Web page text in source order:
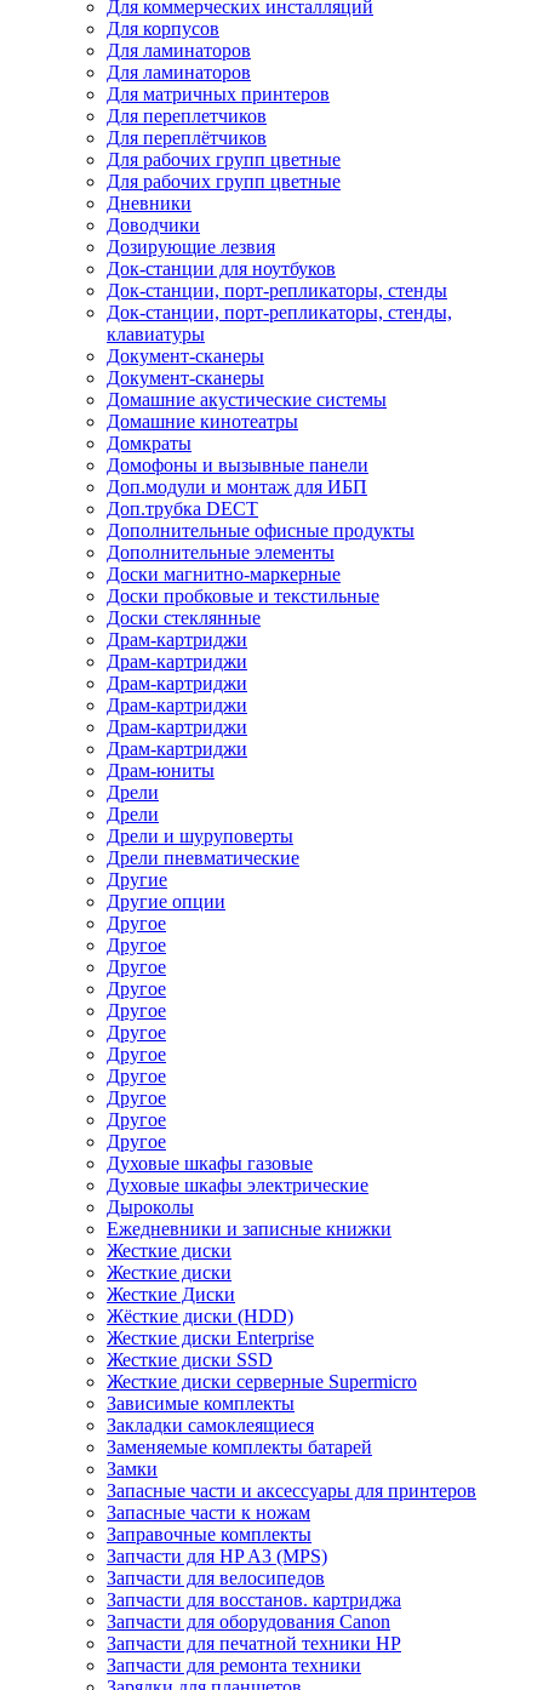
Для коммерческих инсталляций
Для корпусов
Для ламинаторов
Для ламинаторов
Для матричных принтеров
Для переплетчиков
Для переплётчиков
Для рабочих групп цветные
Для рабочих групп цветные
Дневники
Доводчики
Дозирующие лезвия
Док-станции для ноутбуков
Док-станции, порт-репликаторы, стенды
Док-станции, порт-репликаторы, стенды,
клавиатуры
Документ-сканеры
Документ-сканеры
Домашние акустические системы
Домашние кинотеатры
Домкраты
Домофоны и вызывные панели
Доп.модули и монтаж для ИБП
Доп.трубка DECT
Дополнительные офисные продукты
Дополнительные элементы
Доски магнитно-маркерные
Доски пробковые и текстильные
Доски стеклянные
Драм-картриджи
Драм-картриджи
Драм-картриджи
Драм-картриджи
Драм-картриджи
Драм-картриджи
Драм-юниты
Дрели
Дрели
Дрели и шуруповерты
Дрели пневматические
Другие
Другие опции
Другое
Другое
Другое
Другое
Другое
Другое
Другое
Другое
Другое
Другое
Другое
Духовые шкафы газовые
Духовые шкафы электрические
Дыроколы
Ежедневники и записные книжки
Жесткие диски
Жесткие диски
Жесткие Диски
Жёсткие диски (HDD)
Жесткие диски Enterprise
Жесткие диски SSD
Жесткие диски серверные Supermicro
Зависимые комплекты
Закладки самоклеящиеся
Заменяемые комплекты батарей
Замки
Запасные части и аксессуары для принтеров
Запасные части к ножам
Заправочные комплекты
Запчасти для HP A3 (MPS)
Запчасти для велосипедов
Запчасти для восстанов. картриджа
Запчасти для оборудования Canon
Запчасти для печатной техники HP
Запчасти для ремонта техники